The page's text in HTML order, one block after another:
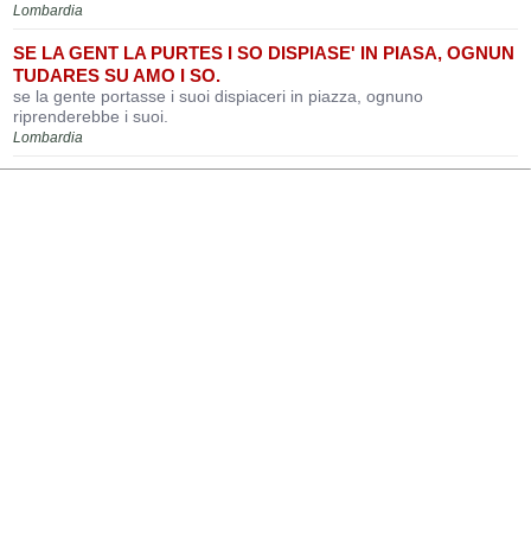
Lombardia
SE LA GENT LA PURTES I SO DISPIASE' IN PIASA, OGNUN
TUDARES SU AMO I SO.
se la gente portasse i suoi dispiaceri in piazza, ognuno
riprenderebbe i suoi.
Lombardia